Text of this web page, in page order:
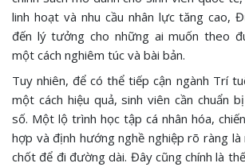
linh hoạt và nhu cầu nhân lực tăng cao,
đến lý tưởng cho những ai muốn theo
một cách nghiêm túc và bài bản.
Tuy nhiên, để có thể tiếp cận ngành Trí
một cách hiệu quả, sinh viên cần chuẩn
số. Một lộ trình học tập cá nhân hóa,
hợp và định hướng nghề nghiệp rõ ràng
chốt để đi đường dài. Đây cũng chính là